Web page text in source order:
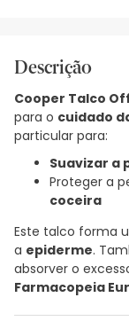
Descrição
Cooper Talco
para o cuidado
particular para:
Suavizar a
Proteger a
coceira
Este talco forma
a epiderme.
absorver o
Farmacopeia